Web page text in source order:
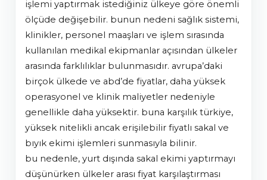
işlemi yaptırmak istediğiniz ülkeye göre önemli
ölçüde değişebilir. bunun nedeni sağlık sistemi,
klinikler, personel maaşları ve işlem sırasında
kullanılan medikal ekipmanlar açısından ülkeler
arasında farklılıklar bulunmasıdır. avrupa’daki
birçok ülkede ve abd’de fiyatlar, daha yüksek
operasyonel ve klinik maliyetler nedeniyle
genellikle daha yüksektir. buna karşılık türkiye,
yüksek nitelikli ancak erişilebilir fiyatlı sakal ve
bıyık ekimi işlemleri sunmasıyla bilinir.
bu nedenle, yurt dışında sakal ekimi yaptırmayı
düşünürken ülkeler arası fiyat karşılaştırması